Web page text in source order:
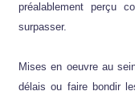
préalablement perçu
surpasser.
Mises en oeuvre au
délais ou faire bondir